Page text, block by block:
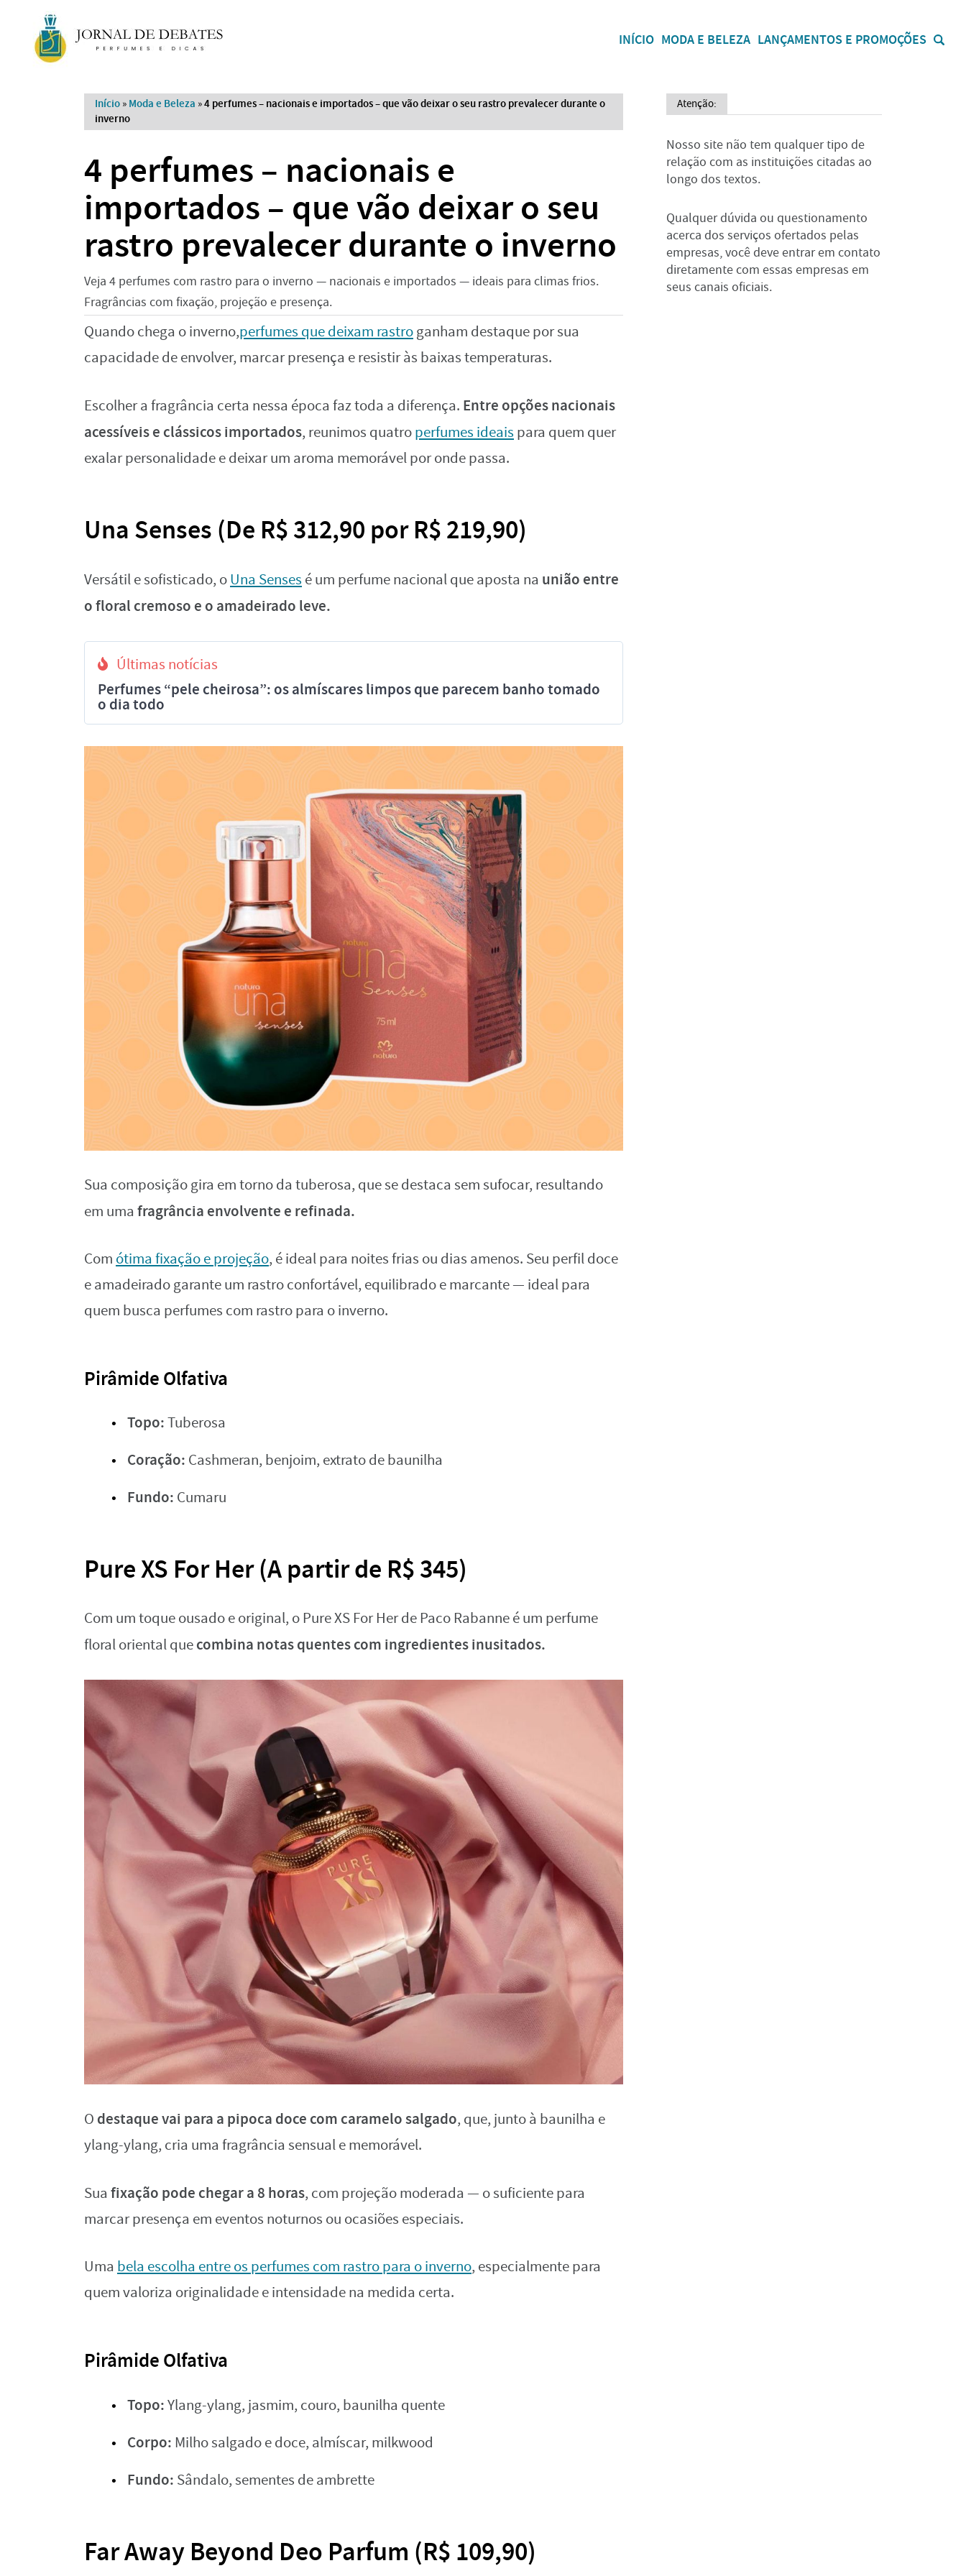
INÍCIO MODA E BELEZA LANÇAMENTOS E PROMOÇÕES
Início » Moda e Beleza »4 perfumes – nacionais e importados – que vão deixar o seu rastro prevalecer durante o
inverno
4 perfumes – nacionais e
importados – que vão deixar o seu
rastro prevalecer durante o inverno
Veja 4 perfumes com rastro para o inverno — nacionais e importados — ideais para climas frios.
Fragrâncias com fixação, projeção e presença.
Quando chega o inverno,perfumes que deixam rastroganham destaque por sua
capacidade de envolver, marcar presença e resistir às baixas temperaturas.
Escolher a fragrância certa nessa época faz toda a diferença. Entre opções nacionais
acessíveis e clássicos importados, reunimos quatroperfumes ideais para quem quer
exalar personalidade e deixar um aroma memorável por onde passa.
Una Senses (De R$ 312,90 por R$ 219,90)
Versátil e sofisticado, oUna Senses é um perfume nacional que aposta na união entre
o floral cremoso e o amadeirado leve.
Últimas notícias
Perfumes “pele cheirosa”: os almíscares limpos que parecem banho tomado
o dia todo
Sua composição gira em torno da tuberosa, que se destaca sem sufocar, resultando
em uma fragrância envolvente e refinada.
Com ótima fixação e projeção, é ideal para noites frias ou dias amenos. Seu perfil doce
e amadeirado garante um rastro confortável, equilibrado e marcante — ideal para
quem busca perfumes com rastro para o inverno.
Pirâmide Olfativa
Topo:Tuberosa
Coração: Cashmeran, benjoim, extrato de baunilha
Fundo: Cumaru
Pure XS For Her (A partir de R$ 345)
Com um toque ousado e original, o Pure XS For Her de Paco Rabanne é um perfume
floral oriental quecombina notas quentes com ingredientes inusitados.
O destaque vai para a pipoca doce com caramelo salgado, que, junto à baunilha e
ylang-ylang, cria uma fragrância sensual e memorável.
Sua fixação pode chegar a 8 horas, com projeção moderada — o suficiente para
marcar presença em eventos noturnos ou ocasiões especiais.
Uma bela escolha entre os perfumes com rastro para o inverno, especialmente para
quem valoriza originalidade e intensidade na medida certa.
Pirâmide Olfativa
Topo:Ylang-ylang, jasmim, couro, baunilha quente
Corpo: Milho salgado e doce, almíscar, milkwood
Fundo: Sândalo, sementes de ambrette
Far Away Beyond Deo Parfum (R$ 109,90)
Atenção:
Nosso site não tem qualquer tipo de
relação com as instituições citadas ao
longo dos textos.
Qualquer dúvida ou questionamento
acerca dos serviços ofertados pelas
empresas, você deve entrar em contato
diretamente com essas empresas em
seus canais oficiais.